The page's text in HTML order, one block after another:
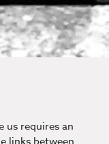
us requires an